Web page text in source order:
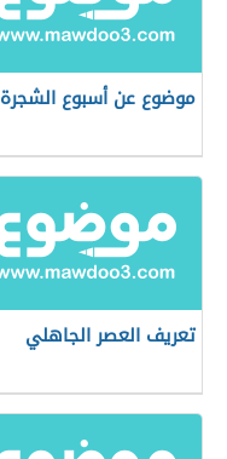
موضوع عن أسبوع الشجرة
تعريف العصر الجاهلي